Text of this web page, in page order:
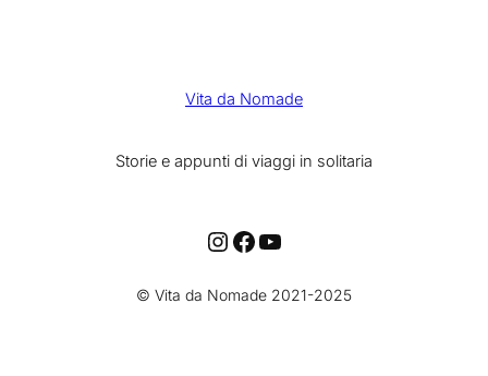
Vita da Nomade
Storie e appunti di viaggi in solitaria
Instagram
Facebook
YouTube
© Vita da Nomade 2021-2025